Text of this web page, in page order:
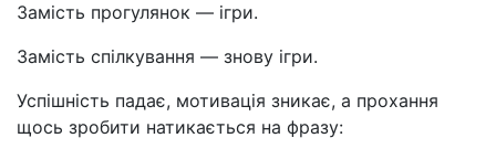
Замість прогулянок — ігри.
Замість спілкування — знову ігри.
Успішність падає, мотивація зникає, а прохання
щось зробити натикається на фразу: